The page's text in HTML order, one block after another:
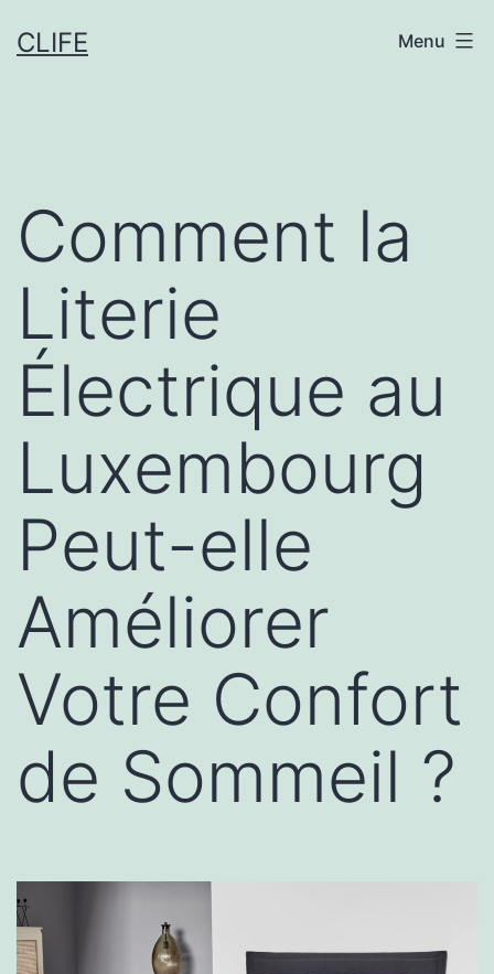
auCLIFE Menu
Comment la
Literie
Électrique au
Luxembourg
Peut-elle
Améliorer
Votre Confort
de Sommeil ?